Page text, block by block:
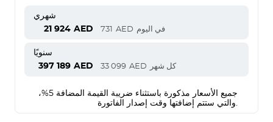
شهري
21 924 AED 731 AED في اليوم
سنويًا
397 189 AED 33 099 AED كل شهر
جميع الأسعار مذكورة باستثناء ضريبة القيمة المضافة 5%،
والتي ستتم إضافتها وقت إصدار الفاتورة.